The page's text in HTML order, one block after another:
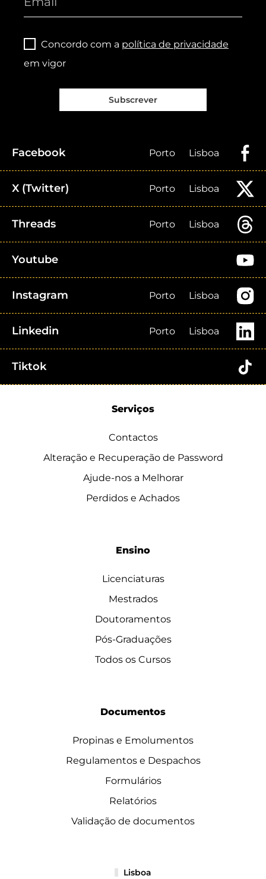
Concordo com a política de privacidade
em vigor
Subscrever
Facebook Porto Lisboa
X (Twitter) Porto Lisboa
Threads Porto Lisboa
Youtube
Instagram Porto Lisboa
Linkedin Porto Lisboa
Tiktok
Serviços
Contactos
Alteração e Recuperação de Password
Ajude-nos a Melhorar
Perdidos e Achados
Ensino
Licenciaturas
Mestrados
Doutoramentos
Pós-Graduações
Todos os Cursos
Documentos
Propinas e Emolumentos
Regulamentos e Despachos
Formulários
Relatórios
Validação de documentos
Lisboa